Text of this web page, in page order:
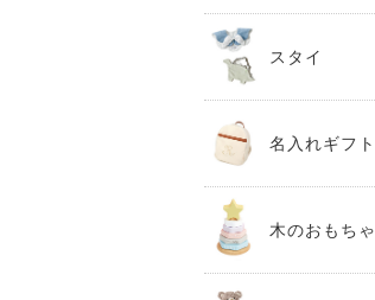
スタイ
名入れギフト
木のおもちゃ